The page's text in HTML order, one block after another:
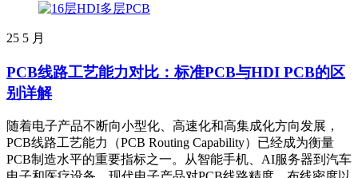
25 5 月
PCB线路工艺能力对比：标准PCB与HDI PCB的区
别详解
随着电子产品不断向小型化、高速化和高集成化方向发展，
PCB线路工艺能力（PCB Routing Capability）已经成为衡量
PCB制造水平的重要指标之一。从智能手机、AI服务器到汽车